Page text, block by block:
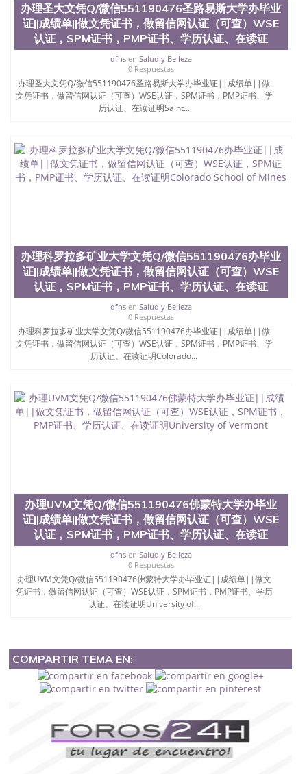
办理圣大文凭Q/微信551190476圣路易斯大学办毕业
证||成绩单||做文凭证书，做留信网认证（可查）WSE
认证，SPM证书，PMP证书、学历认证、在读证
dfnsen Salud y Belleza
0 Respuestas
办理圣大文凭Q/微信551190476圣路易斯大学办毕业证||成绩单||做
文凭证书，做留信网认证（可查）WSE认证，SPM证书，PMP证书、学
历认证、在读证明Saint...
办理科罗拉多矿业大学文凭Q/微信551190476办毕业
证||成绩单||做文凭证书，做留信网认证（可查）WSE
认证，SPM证书，PMP证书、学历认证、在读证
dfnsen Salud y Belleza
0 Respuestas
办理科罗拉多矿业大学文凭Q/微信551190476办毕业证||成绩单||做
文凭证书，做留信网认证（可查）WSE认证，SPM证书，PMP证书、学
历认证、在读证明Colorado...
办理UVM文凭Q/微信551190476佛蒙特大学办毕业
证||成绩单||做文凭证书，做留信网认证（可查）WSE
认证，SPM证书，PMP证书、学历认证、在读证
dfnsen Salud y Belleza
0 Respuestas
办理UVM文凭Q/微信551190476佛蒙特大学办毕业证||成绩单||做文
凭证书，做留信网认证（可查）WSE认证，SPM证书，PMP证书、学历
认证、在读证明University of...
COMPARTIR TEMA EN: